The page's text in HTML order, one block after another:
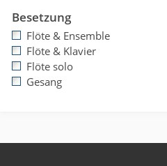
Besetzung
Flöte & Ensemble
Flöte & Klavier
Flöte solo
Gesang